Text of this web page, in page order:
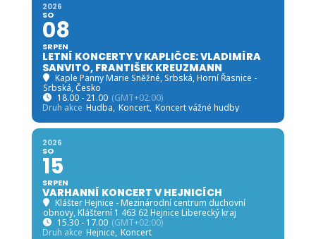
2026
SO
08
SRPEN
LETNÍ KONCERTY V KAPLIČCE: VLADIMÍRA
SANVITO, FRANTIŠEK KREUZMANN
Kaple Panny Marie Sněžné, Srbská, Horní Řasnice -
Srbská, Česko
18.00 - 21.00 (GMT+02:00)
Druh akce Hudba, Koncert, Koncert vážné hudby
2026
SO
15
SRPEN
VARHANNÍ KONCERT V HEJNICÍCH
Klášter Hejnice - Mezinárodní centrum duchovní
obnovy, Klášterní 1 463 62 Hejnice Liberecký kraj
15.30 - 17.00 (GMT+02:00)
Druh akce Hejnice, Koncert